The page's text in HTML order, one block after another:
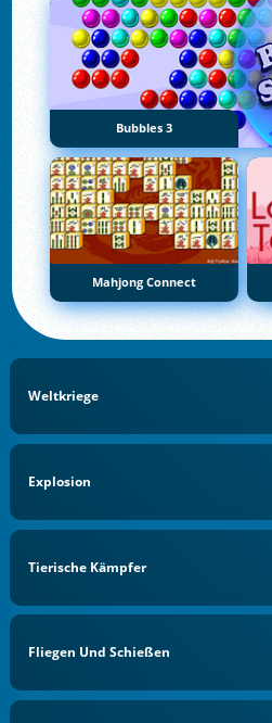
Bubbles 3
Mahjong Connect
Weltkriege
Explosion
Tierische Kämpfer
Fliegen Und Schießen